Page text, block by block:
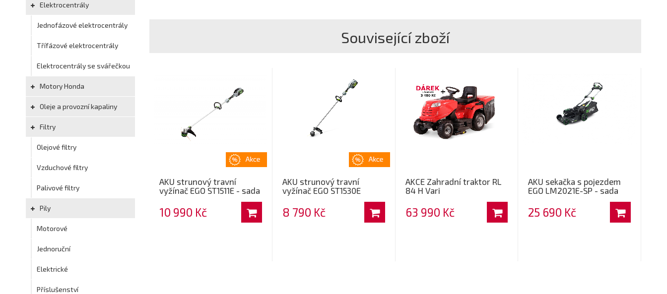
Elektrocentrály
Jednofázové elektrocentrály
Třífázové elektrocentrály
Elektrocentrály se svářečkou
Motory Honda
Oleje a provozní kapaliny
Filtry
Olejové filtry
Vzduchové filtry
Palivové filtry
Pily
Motorové
Jednoruční
Elektrické
Příslušenství
Související zboží
AKU strunový travní
vyžínač EGO ST1511E - sada
10 990 Kč
AKU strunový travní
vyžínač EGO ST1530E
8 790 Kč
AKCE Zahradní traktor RL
84 H Vari
63 990 Kč
AKU sekačka s pojezdem
EGO LM2021E-SP - sada
25 690 Kč